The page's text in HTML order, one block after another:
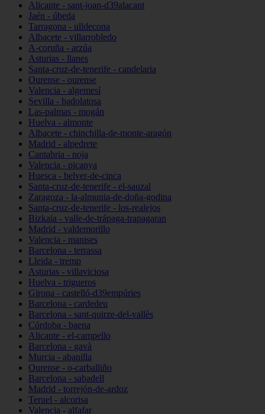
Alicante - sant-joan-d39alacant
Jaén - úbeda
Tarragona - ulldecona
Albacete - villarrobledo
A-coruña - arzúa
Asturias - llanes
Santa-cruz-de-tenerife - candelaria
Ourense - ourense
Valencia - algemesí
Sevilla - badolatosa
Las-palmas - mogán
Huelva - almonte
Albacete - chinchilla-de-monte-aragón
Madrid - alpedrete
Cantabria - noja
Valencia - picanya
Huesca - belver-de-cinca
Santa-cruz-de-tenerife - el-sauzal
Zaragoza - la-almunia-de-doña-godina
Santa-cruz-de-tenerife - los-realejos
Bizkaia - valle-de-trápaga-trapagaran
Madrid - valdemorillo
Valencia - manises
Barcelona - terrassa
Lleida - tremp
Asturias - villaviciosa
Huelva - trigueros
Girona - castelló-d39empúries
Barcelona - cardedeu
Barcelona - sant-quirze-del-vallès
Córdoba - baena
Alicante - el-campello
Barcelona - gavà
Murcia - abanilla
Ourense - o-carballiño
Barcelona - sabadell
Madrid - torrejón-de-ardoz
Teruel - alcorisa
Valencia - alfafar